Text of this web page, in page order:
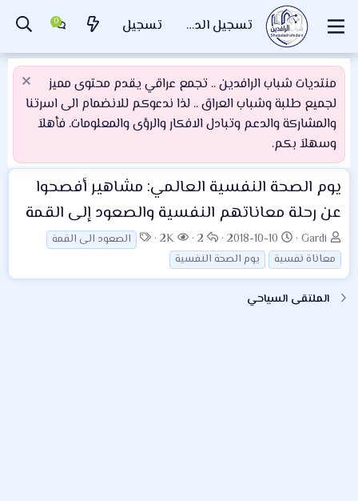
تسجيل الدخول تسجيل
منتديات شباب الرافدين .. تجمع عراقي يقدم محتوى مميز
لجميع طلبة وشباب العراق .. لذا ندعوكم للانضمام الى اسرتنا
والمشاركة والدعم وتبادل الافكار والرؤى والمعلومات. فأهلاَ
وسهلاَ بكم.
يوم الصحة النفسية العالمي: مشاهير أفصحوا
عن رحلة معاناتهم النفسية والصعود إلى القمة
ب
ا
د
ئ
Gardi
ت
ا
ر
2018-10-10
ا
ل
ر
2
ا
ل
م
2K
ا الصعود الى القمة
معاناة نفسية
يوم الصحة النفسية
الملتقى السياحي